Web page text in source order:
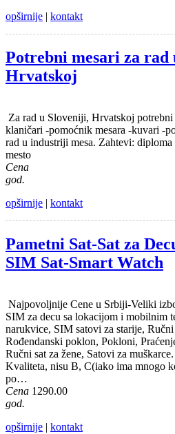
opširnije | kontakt
Potrebni mesari za rad
Hrvatskoj
Za rad u Sloveniji, Hrvatskoj potrebni
klaničari -pomoćnik mesara -kuvari -
rad u industriji mesa. Zahtevi:
mesto
Cena
god.
opširnije | kontakt
Pametni Sat-Sat za
SIM Sat-Smart Watch
Najpovoljnije Cene u Srbiji-Veliki
SIM za decu sa lokacijom i mobilnim
narukvice, SIM satovi za starije,
Rođendanski poklon, Pokloni,
Ručni sat za žene, Satovi za
Kvaliteta, nisu B, C(iako ima mnogo
po…
Cena 1290.00
god.
opširnije | kontakt